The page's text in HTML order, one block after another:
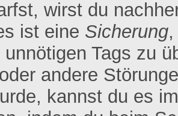
wirst du
ist eine Sicherung
Tags zu
andere
kannst du es